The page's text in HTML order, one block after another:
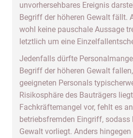
unvorhersehbares Ereignis
Begriff der höheren Gewalt fällt.
wohl keine pauschale Aussage
letztlich um eine
Jedenfalls dürfte
Begriff der höheren Gewalt
geeigneten Personals
Risikosphäre des Bauträgers
Fachkräftemangel vor, fehlt es
betriebsfremden Eingriff, sodass
Gewalt vorliegt. Anders